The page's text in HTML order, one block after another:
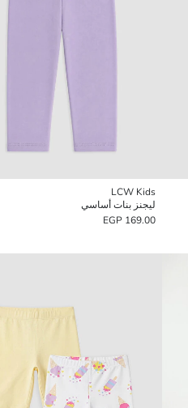
LCW Kids
ليجنز بنات أساسي
169.00 EGP